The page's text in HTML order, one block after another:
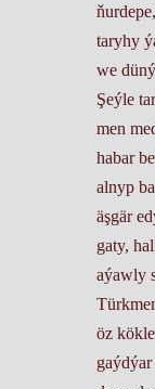
ta­ry­hy
we
Şeý­le
men
habar
al­nyp
äş­gär
ga­ty,
aýaw­ly
öz